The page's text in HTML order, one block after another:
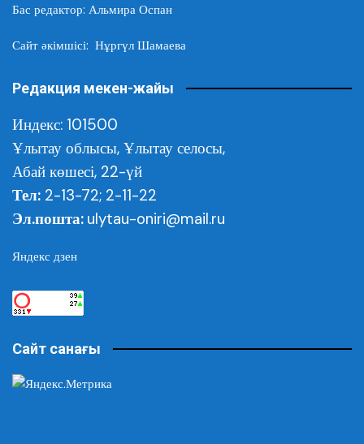
Бас редактор: Альмира Оспан
Сайт әкімшісі: Нұргүл Шамаева
Редакция мекен-жайы
Индекс: 101500
Ұлытау облысы, Ұлытау селосы,
Абай көшесі, 22-үй
Тел: 2-13-72; 2-11-22
Эл.пошта: ulytau-oniri@mail.ru
Яндекс дзен
Сайт санағы